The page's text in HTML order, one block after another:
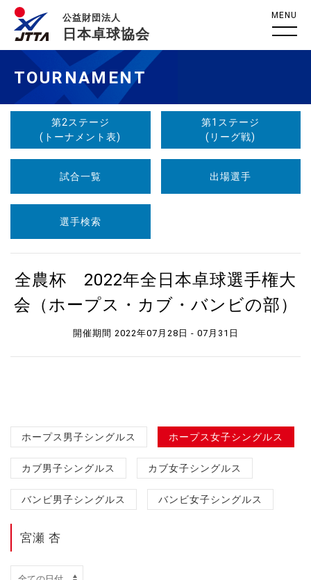
公益財団法人
日本卓球協会
MENU
TOURNAMENT
第2ステージ
(トーナメント表)
第1ステージ
(リーグ戦)
試合一覧 出場選手
選手検索
全農杯 2022年全日本卓球選手権大
会（ホープス・カブ・バンビの部）
開催期間 2022年07月28日 - 07月31日
ホープス男子シングルス ホープス女子シングルス
カブ男子シングルス カブ女子シングルス
バンビ男子シングルス バンビ女子シングルス
宮瀬 杏